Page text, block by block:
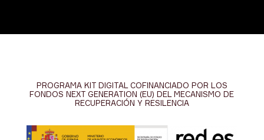
PROGRAMA KIT DIGITAL COFINANCIADO POR LOS
FONDOS NEXT GENERATION (EU) DEL MECANISMO DE
RECUPERACIÓN Y RESILENCIA